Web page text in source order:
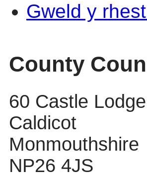
Gweld y
County
60 Castle
Caldicot
Monmouthshire
NP26 4JS